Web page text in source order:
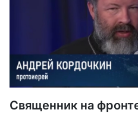
Священник на